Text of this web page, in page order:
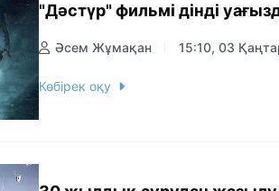
"Дәстүр" фильмі дінді
Әсем Жұмақан 15:10, 03
Көбірек оқу